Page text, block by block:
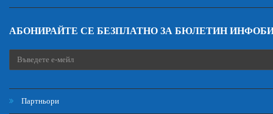
АБОНИРАЙТЕ СЕ БЕЗПЛАТНО ЗА БЮЛЕТИН
Партньори